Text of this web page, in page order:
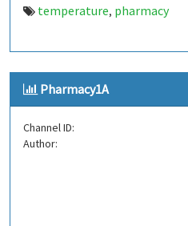
temperature, pharmacy
Pharmacy1A
Channel ID:
Author: